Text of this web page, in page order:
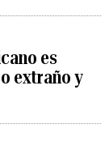
es
extraño y